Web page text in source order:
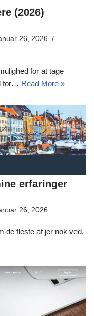
(2026)
26, 2026
for at tage
for… Read More »
erfaringer
26, 2026
de fleste af jer nok ved,